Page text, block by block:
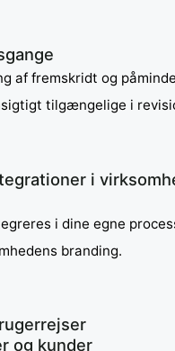
af fremskridt og
tilgængelige i
i
i dine egne
branding.
og kunder